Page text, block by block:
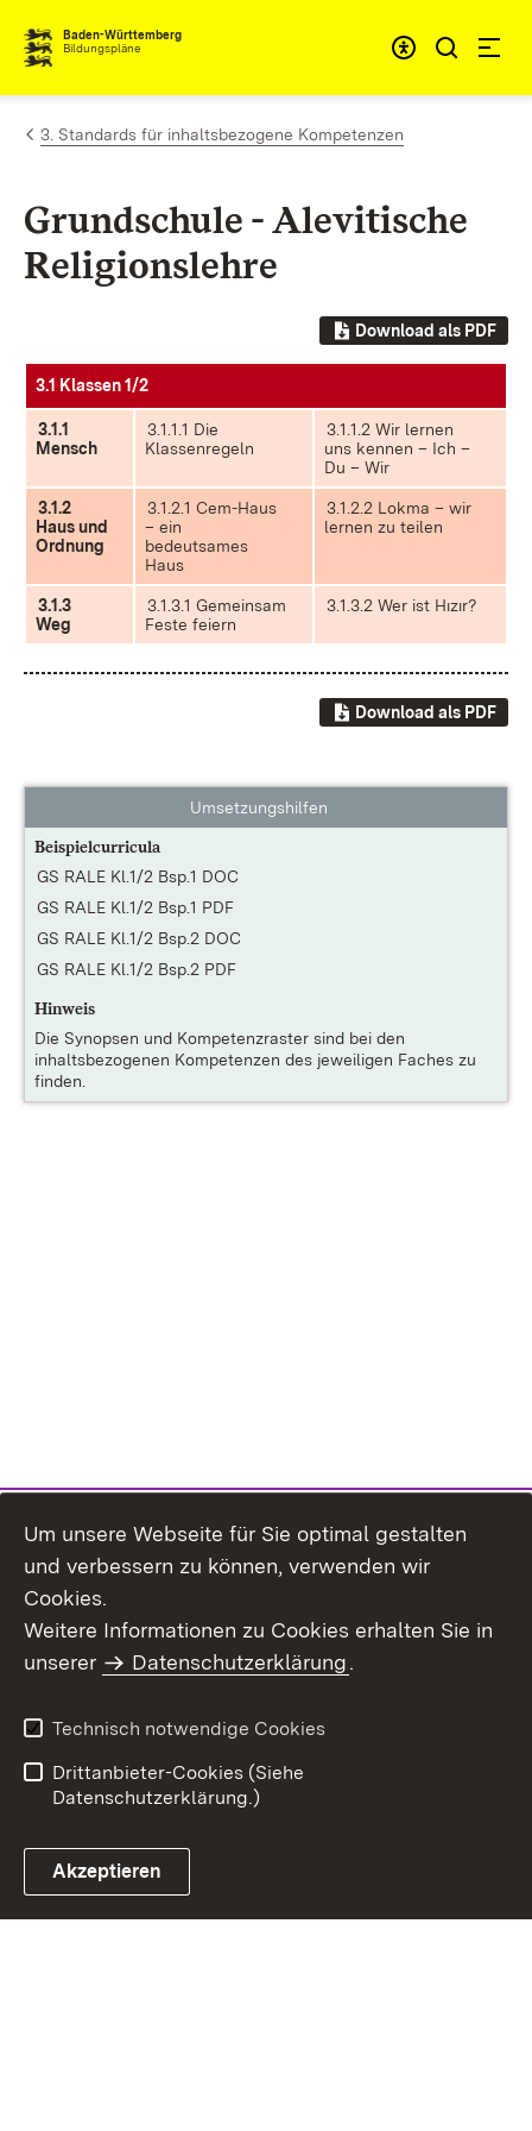
Zum Inhalt springen
Baden-Württemberg
Bildungspläne
3. Standards für inhaltsbezogene Kompetenzen
Grundschule - Alevitische
Religionslehre
Download als PDF
3.1 Klassen 1/2
3.1.1
Mensch
3.1.1.1 Die
Klassenregeln
3.1.1.2 Wir lernen
uns kennen – Ich –
Du – Wir
3.1.2
Haus und
Ordnung
3.1.2.1 Cem-Haus
– ein
bedeutsames
Haus
3.1.2.2 Lokma – wir
lernen zu teilen
3.1.3
Weg
3.1.3.1 Gemeinsam
Feste feiern
3.1.3.2 Wer ist Hızır?
Download als PDF
Umsetzungshilfen
Beispielcurricula
GS RALE Kl.1/2 Bsp.1 DOC
GS RALE Kl.1/2 Bsp.1 PDF
GS RALE Kl.1/2 Bsp.2 DOC
GS RALE Kl.1/2 Bsp.2 PDF
Hinweis
Die Synopsen und Kompetenzraster sind bei den
inhaltsbezogenen Kompetenzen des jeweiligen Faches zu
finden.
Um unsere Webseite für Sie optimal gestalten
und verbessern zu können, verwenden wir
Cookies.
Weitere Informationen zu Cookies erhalten Sie in
unserer
Datenschutzerklärung.
Technisch notwendige Cookies
Drittanbieter-Cookies (Siehe
Datenschutzerklärung.)
Akzeptieren